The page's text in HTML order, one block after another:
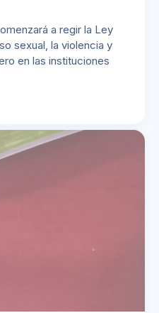
a regir la Ley
sexual, la violencia y
en las instituciones